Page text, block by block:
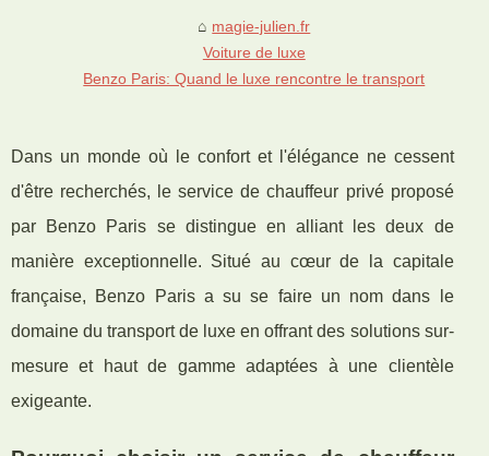
magie-julien.fr
Voiture de luxe
Benzo Paris: Quand le luxe rencontre le transport
Dans un monde où le confort et l'élégance ne cessent
d'être recherchés, le service de chauffeur privé proposé
par Benzo Paris se distingue en alliant les deux de
manière exceptionnelle. Situé au cœur de la capitale
française, Benzo Paris a su se faire un nom dans le
domaine du transport de luxe en offrant des solutions sur-
mesure et haut de gamme adaptées à une clientèle
exigeante.